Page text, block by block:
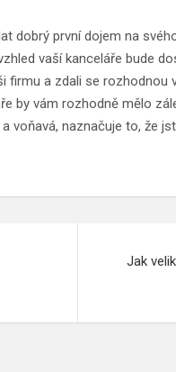
dobrý první dojem na
vaší kanceláře bude
firmu a zdali se
by vám rozhodně mělo
voňavá, naznačuje to, že
Jak